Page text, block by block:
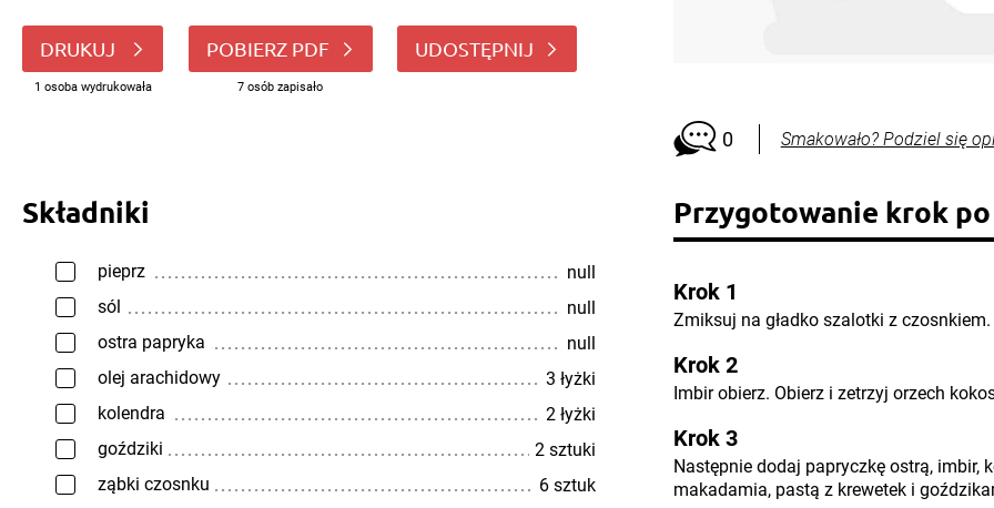
DRUKUJ
1 osoba wydrukowała
POBIERZ PDF
7 osób zapisało
UDOSTĘPNIJ
0 Smakowało? Podziel się
Składniki
pieprz
null
sól
null
ostra papryka
null
olej arachidowy
3 łyżki
kolendra
2 łyżki
goździki
2 sztuki
ząbki czosnku
6 sztuk
Przygotowanie krok
Krok 1
Zmiksuj na gładko szalotki z czosnkiem.
Krok 2
Imbir obierz. Obierz i zetrzyj orzech
Krok 3
Następnie dodaj papryczkę ostrą, imbir,
makadamia, pastą z krewetek i